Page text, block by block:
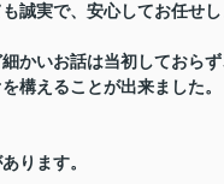
誠実で、安心してお任せし
かいお話は当初しておら
構えることが出来ました。
ります。